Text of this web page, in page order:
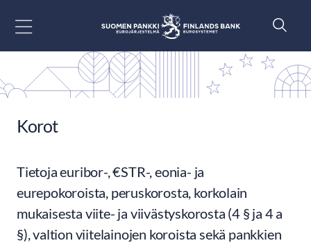
Korot
Tietoja euribor-, €STR-, eonia- ja
eurepokoroista, peruskorosta, korkolain
mukaisesta viite- ja viivästyskorosta (4 § ja 4 a
§), valtion viitelainojen koroista sekä pankkien